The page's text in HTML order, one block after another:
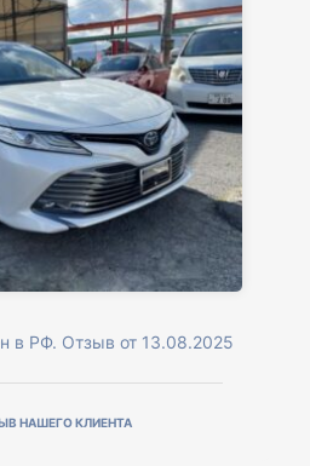
в РФ. Отзыв от 13.08.2025
НАШЕГО КЛИЕНТА